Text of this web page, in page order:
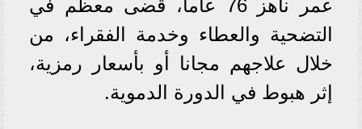
عمر ناهز 76 عاما، قضى معظم في
التضحية والعطاء وخدمة الفقراء، من
خلال علاجهم مجانا أو بأسعار رمزية،
إثر هبوط في الدورة الدموية.